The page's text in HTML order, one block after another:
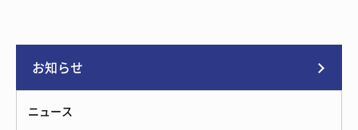
お知らせ
ニュース